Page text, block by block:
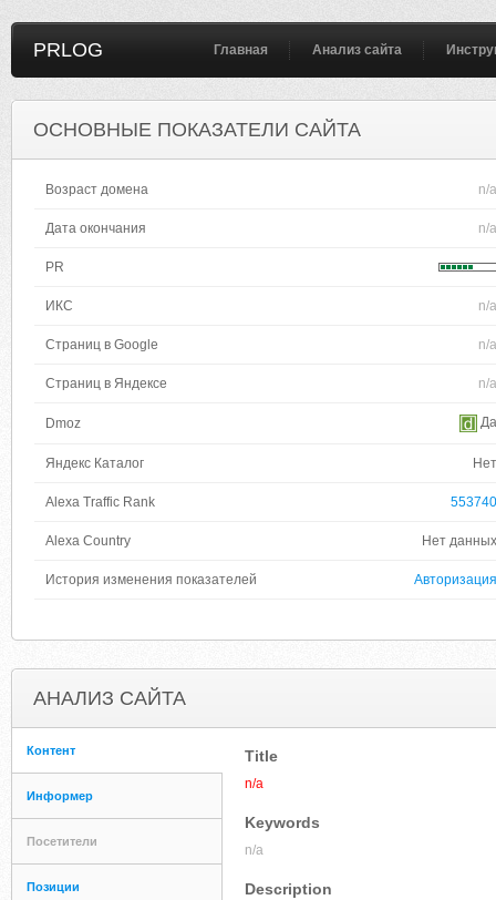
PRLOG Главная Анализ сайта
ОСНОВНЫЕ ПОКАЗАТЕЛИ САЙТА
Возраст домена n/a
Дата окончания n/a
PR
ИКС n/a
Страниц в Google n/a
Страниц в Яндексе n/a
Dmoz Да
Яндекс Каталог Нет
Alexa Traffic Rank 553740
Alexa Country Нет данных
История изменения показателей Авторизация
АНАЛИЗ САЙТА
Контент
Информер
Посетители
Позиции
Title
n/a
Keywords
n/a
Description